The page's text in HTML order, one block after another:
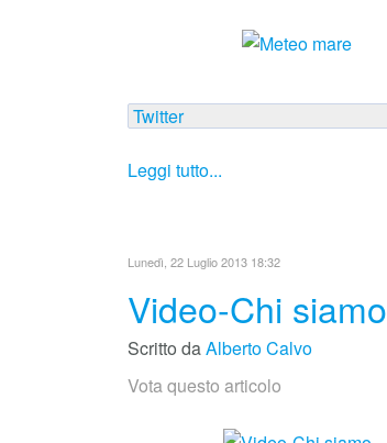
Twitter
Leggi tutto...
Lunedì, 22 Luglio 2013 18:32
Video-Chi siamo
Scritto daAlberto Calvo
Vota questo articolo